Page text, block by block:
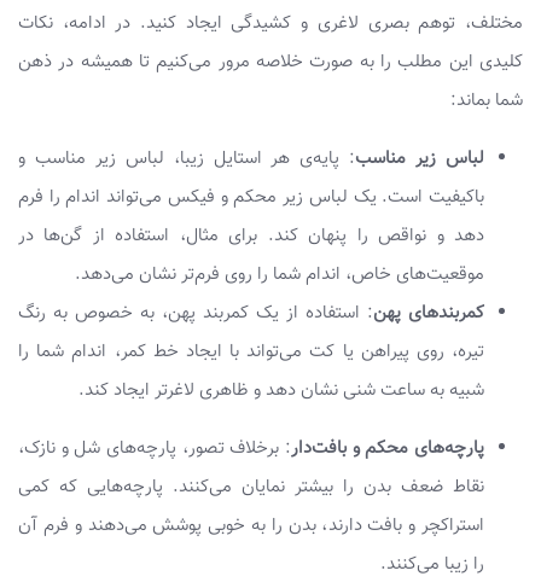
مختلف، توهم بصری لاغری و کشیدگی ایجاد کنید. در ادامه، نکات
کلیدی این مطلب را به صورت خلاصه مرور می‌کنیم تا همیشه در ذهن
شما بماند:
لباس زیر مناسب: پایه‌ی هر استایل زیبا، لباس زیر مناسب و
باکیفیت است. یک لباس زیر محکم و فیکس می‌تواند اندام را فرم
دهد و نواقص را پنهان کند. برای مثال، استفاده از گن‌ها در
موقعیت‌های خاص، اندام شما را روی فرم‌تر نشان می‌دهد.
کمربندهای پهن: استفاده از یک کمربند پهن، به خصوص به رنگ
تیره، روی پیراهن یا کت می‌تواند با ایجاد خط کمر، اندام شما را
شبیه به ساعت شنی نشان دهد و ظاهری لاغرتر ایجاد کند.
پارچه‌های محکم و بافت‌دار: برخلاف تصور، پارچه‌های شل و نازک،
نقاط ضعف بدن را بیشتر نمایان می‌کنند. پارچه‌هایی که کمی
استراکچر و بافت دارند، بدن را به خوبی پوشش می‌دهند و فرم آن
را زیبا می‌کنند.